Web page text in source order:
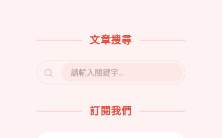
文章搜尋
SEARCH
FOR:
訂閱我們